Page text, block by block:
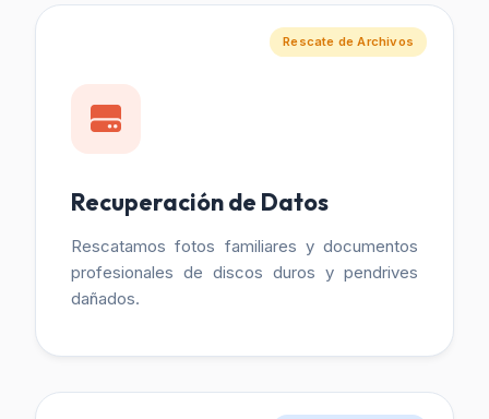
Rescate de Archivos
Recuperación de Datos
Rescatamos fotos familiares y documentos
profesionales de discos duros y pendrives
dañados.